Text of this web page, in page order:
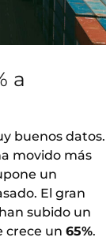
a
buenos datos.
movido más
un
El gran
subido un
crece un 65%.